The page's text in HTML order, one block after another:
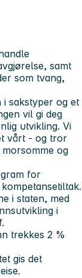
samt
som tvang,
sakstyper og et
vil gi deg
utvikling. Vi
vårt - og tror
og
for
i staten, med
i
trekkes 2 %
gis det